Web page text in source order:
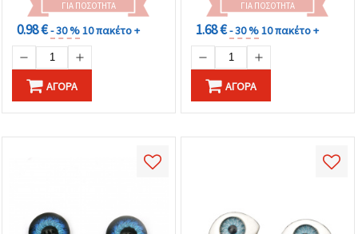
ΓΙΑ ΠΟΣΌΤΗΤΑ
0.98 €- 30 %10 πακέτο +
ΑΓΟΡΆ
ΓΙΑ ΠΟΣΌΤΗΤΑ
1.68 €- 30 %10 πακέτο +
ΑΓΟΡΆ